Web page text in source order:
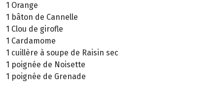
1 Orange
1 bâton de Cannelle
1 Clou de girofle
1 Cardamome
1 cuillère à soupe de Raisin sec
1 poignée de Noisette
1 poignée de Grenade